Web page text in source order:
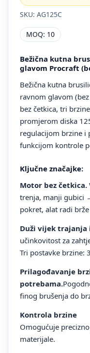
SKU: AG125C
MOQ: 10
Bežična kutna
glavom Procraft
Bežična kutna
ravnom glavom
bez četkica, tri
promjerom diska
regulacijom brzine i
funkcijom kontrole
Ključne značajke:
Motor bez četkica.
trenja, manji gubici
pokret, alat radi
Duži vijek trajanja
učinkovitost za
Tri postavke brzine:
Prilagođavanje
potrebama.
finog brušenja do
Kontrola brzine
Omogućuje
materijale.